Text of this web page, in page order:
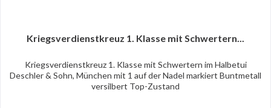
Kriegsverdienstkreuz 1. Klasse mit Schwertern...
Kriegsverdienstkreuz 1. Klasse mit Schwertern im Halbetui
Deschler & Sohn, München mit 1 auf der Nadel markiert Buntmetall
versilbert Top-Zustand